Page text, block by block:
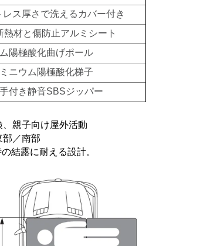
ス厚さで洗えるカバー付き
材と傷防止アルミシート
陽極酸化曲げポール
ニウム陽極酸化梯子
付き静音SBSジッパー
親子向け屋外活動
部／南部
結露に耐える設計。